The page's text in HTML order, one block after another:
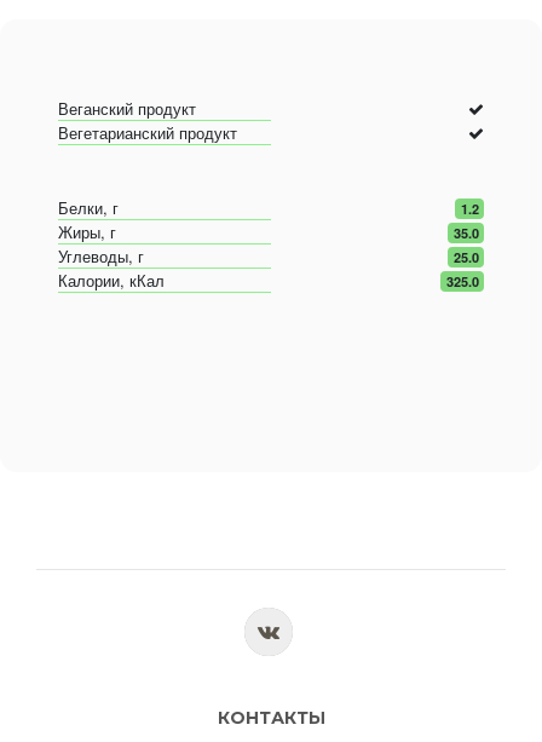
Веганский продукт
Вегетарианский продукт
Белки, г 1.2
Жиры, г 35.0
Углеводы, г 25.0
Калории, кКал 325.0
КОНТАКТЫ